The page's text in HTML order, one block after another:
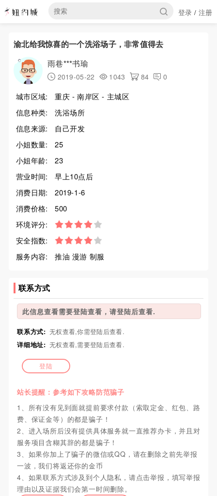
登录 / 注册
渝北给我惊喜的一个洗浴场子，非常值得去
雨巷***书瑜
2019-05-22 1043 84 0
城市区域:
重庆 - 南岸区 - 主城区
信息种类:
洗浴场所
信息来源:
自己开发
小姐数量:
25
小姐年龄:
23
营业时间:
早上10点后
消费日期:
2019-1-6
消费价格:
500
环境评分:
安全指数:
服务内容:
推油 漫游 制服
联系方式
此信息查看需要登陆查看，请登陆后查看.
联系方式: 无权查看,你需登陆后查看.
详细地址: 无权查看,需要登陆后查看.
登陆
站长提醒：参考如下攻略防范骗子
1、所有没有见到面就提前要求付款（索取定金、红包、路
费、保证金等）的都是骗子！
2、进入场所后没有提供具体服务就一直推荐办卡，并且对
服务项目含糊其辞的都是骗子！
3、如果你加上了骗子的微信或QQ，请在删除之前先举报
一波，我们将返还你的金币
4、如果联系方式涉及到个人隐私，请点击举报，填写举报
理由以及证据我们会第一时间删除。